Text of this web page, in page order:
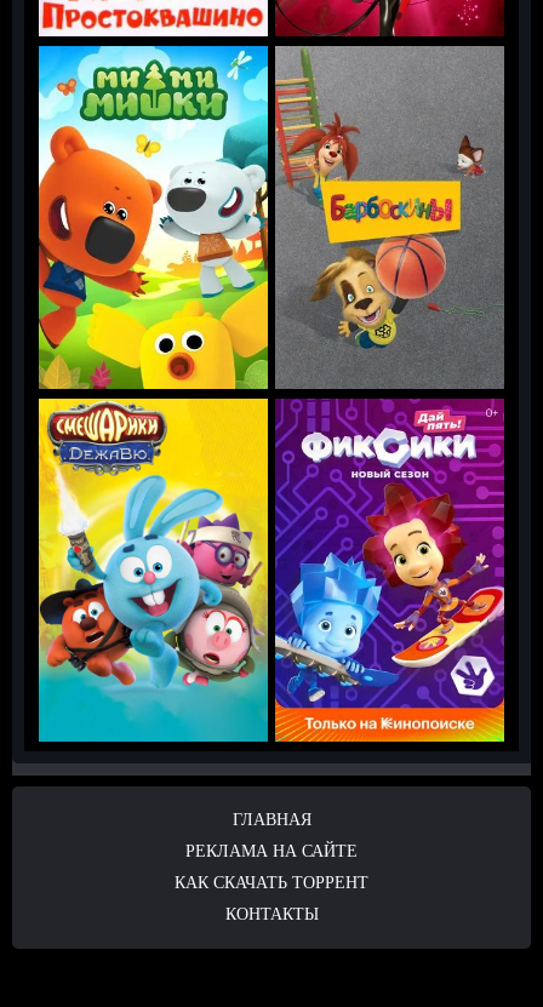
ГЛАВНАЯ
РЕКЛАМА НА САЙТЕ
КАК СКАЧАТЬ ТОРРЕНТ
КОНТАКТЫ